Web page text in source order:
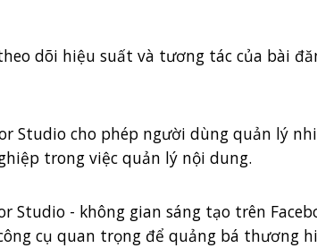
dõi hiệu suất và tương tác của bài
Studio cho phép người dùng quản lý
trong việc quản lý nội dung.
Studio - không gian sáng tạo trên
cụ quan trọng để quảng bá thương